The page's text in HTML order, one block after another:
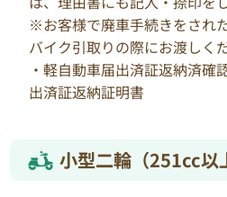
※お客様で廃車手続きをされ
バイク引取りの際にお渡しく
・軽自動車届出済証返納済確
出済証返納証明書
小型二輪（251cc以